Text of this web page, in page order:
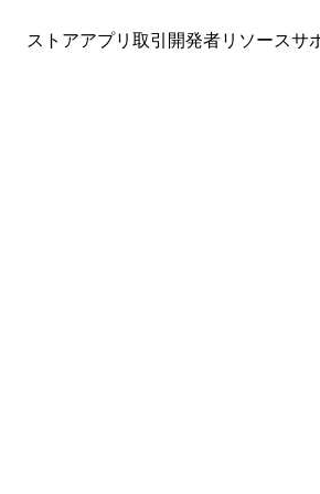
ストアアプリ 取引 開発者リソースサ